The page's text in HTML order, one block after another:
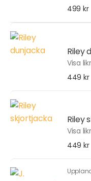
499 kr
Riley
Visa
449 kr
Riley
Visa
449 kr